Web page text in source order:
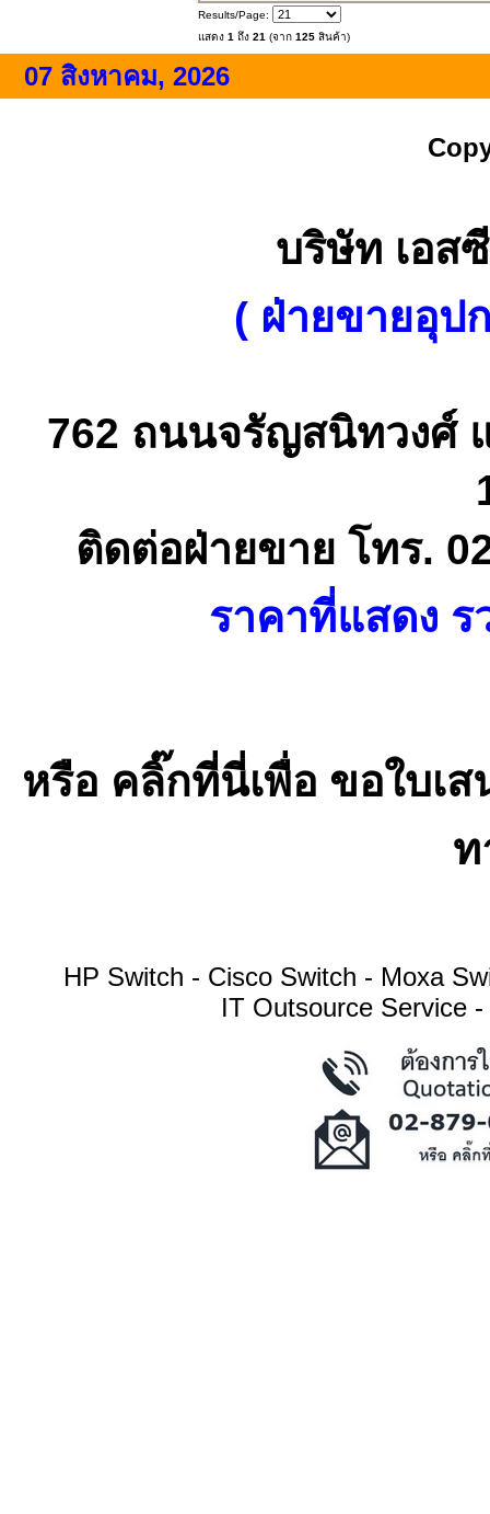
Results/Page:
แสดง 1 ถึง 21 (จาก 125 สินค้า)
07 สิงหาคม, 2026
บริษัท เอส
( ฝ่ายขายอุป
762 ถนนจรัญสนิทวงศ์
ติดต่อฝ่ายขาย โทร.
ราคาที่แสดง
หรือ คลิ๊กที่นี่เพื่อ ขอใบเ
ท
HP Switch - Cisco Switch - Moxa
IT Outsource Service